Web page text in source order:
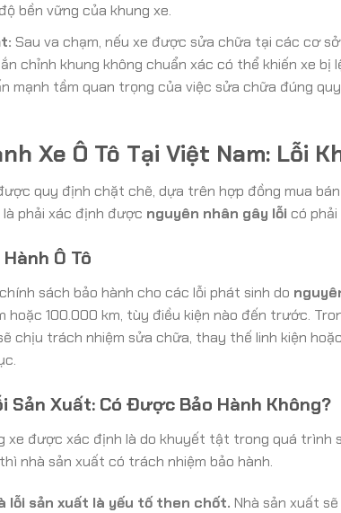
bền vững của khung xe.
Sau va chạm, nếu xe được sửa chữa tại các cơ
chỉnh khung không chuẩn xác có thể khiến xe bị
mạnh tầm quan trọng của việc sửa chữa đúng
Xe Ô Tô Tại Việt Nam: Lỗi
quy định chặt chẽ, dựa trên hợp đồng mua
phải xác định được nguyên nhân gây lỗi có
Ô Tô
sách bảo hành cho các lỗi phát sinh do
100.000 km, tùy điều kiện nào đến trước.
chịu trách nhiệm sửa chữa, thay thế linh kiện
Sản Xuất: Có Được Bảo Hành Không?
xe được xác định là do khuyết tật trong quá trình
nhà sản xuất có trách nhiệm bảo hành.
lỗi sản xuất là yếu tố then chốt. Nhà sản xuất